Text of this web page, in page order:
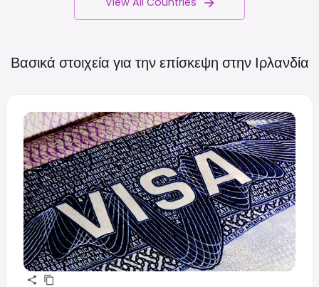
Βασικά στοιχεία για την επίσκεψη στην Ιρλανδία